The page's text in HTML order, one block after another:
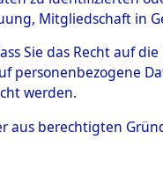
und
Mitgliedschaft in
Sie das Recht auf
personenbezogene
werden.
aus berechtigten